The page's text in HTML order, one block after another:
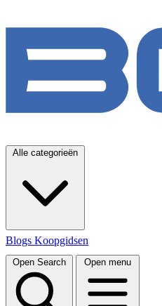
Alle categorieën
Blogs Koopgidsen
Open Search Open menu